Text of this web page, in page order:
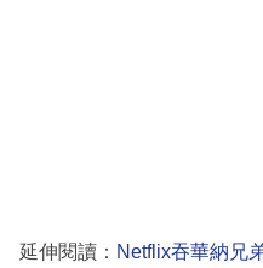
延伸閱讀： Netflix吞華納兄